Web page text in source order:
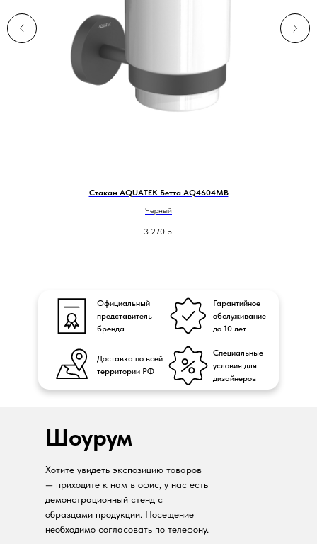
Стакан AQUATEK Бетта AQ4604MB
Черный
3 270 р.
Официальный
представитель
бренда
Доставка по всей
территории РФ
Гарантийное
обслуживание
до 10 лет
Специальные
условия для
дизайнеров
Шоурум
Хотите увидеть экспозицию товаров
— приходите к нам в офис, у нас есть
демонстрационный стенд с
образцами продукции. Посещение
необходимо согласовать по телефону.